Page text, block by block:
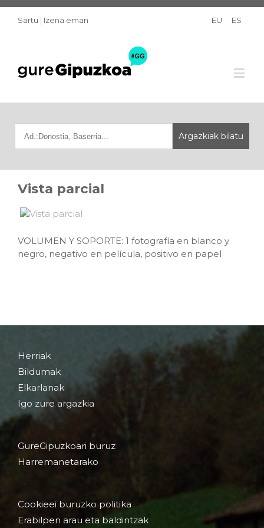
Sartu | Izena eman EU ES
Vista parcial
VOLUMEN Y SOPORTE: 1 fotografía en blanco y
negro, negativo en película, positivo en papel
Herriak
Bildumak
Elkarlanak
Igo zure argazkia
GureGipuzkoari buruz
Harremanetarako
Cookieei buruzko politika
Erabilpen arau eta baldintzak